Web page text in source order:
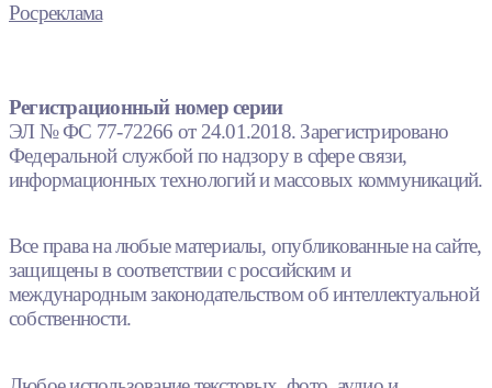
Росреклама
Регистрационный номер серии
ЭЛ № ФС 77-72266 от 24.01.2018. Зарегистрировано
Федеральной службой по надзору в сфере связи,
информационных технологий и массовых коммуникаций.
Все права на любые материалы, опубликованные на сайте,
защищены в соответствии с российским и
международным законодательством об интеллектуальной
собственности.